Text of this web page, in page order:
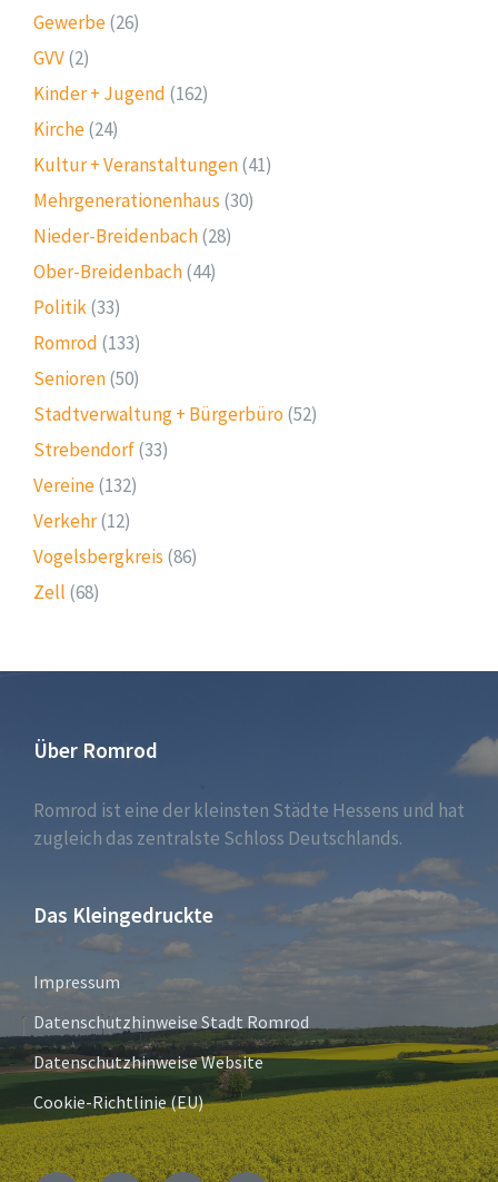
Gewerbe(26)
GVV(2)
Kinder + Jugend (162)
Kirche(24)
Kultur + Veranstaltungen(41)
Mehrgenerationenhaus (30)
Nieder-Breidenbach(28)
Ober-Breidenbach(44)
Politik(33)
Romrod (133)
Senioren(50)
Stadtverwaltung + Bürgerbüro (52)
Strebendorf(33)
Vereine(132)
Verkehr(12)
Vogelsbergkreis (86)
Zell (68)
Über Romrod
Romrod ist eine der kleinsten Städte Hessens und hat
zugleich das zentralste Schloss Deutschlands.
Das Kleingedruckte
Impressum
Datenschutzhinweise Stadt Romrod
Datenschutzhinweise Website
Cookie-Richtlinie (EU)